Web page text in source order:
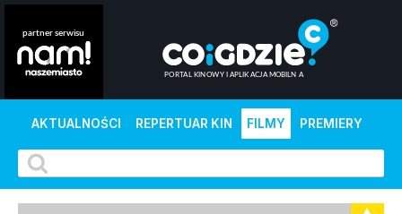
AKTUALNOŚCI REPERTUAR KIN FILMY PREMIERY